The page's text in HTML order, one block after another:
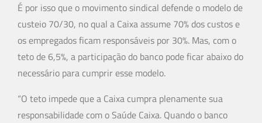
É por isso que o movimento sindical defende o modelo de
custeio 70/30, no qual a Caixa assume 70% dos custos e
os empregados ficam responsáveis por 30%. Mas, com o
teto de 6,5%, a participação do banco pode ficar abaixo do
necessário para cumprir esse modelo.
“O teto impede que a Caixa cumpra plenamente sua
responsabilidade com o Saúde Caixa. Quando o banco